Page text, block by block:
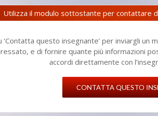
Utilizza il modulo sottostante per contattare
questo insegnante’ per inviargli
e di fornire quante più informazioni
accordi direttamente con
CONTATTA QUESTO